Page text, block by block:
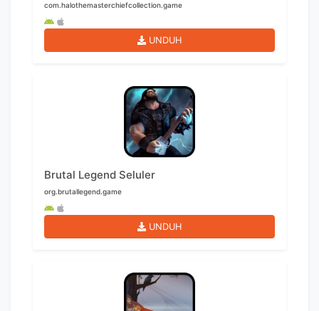
com.halothemasterchiefcollection.game
UNDUH
Brutal Legend Seluler
org.brutallegend.game
UNDUH